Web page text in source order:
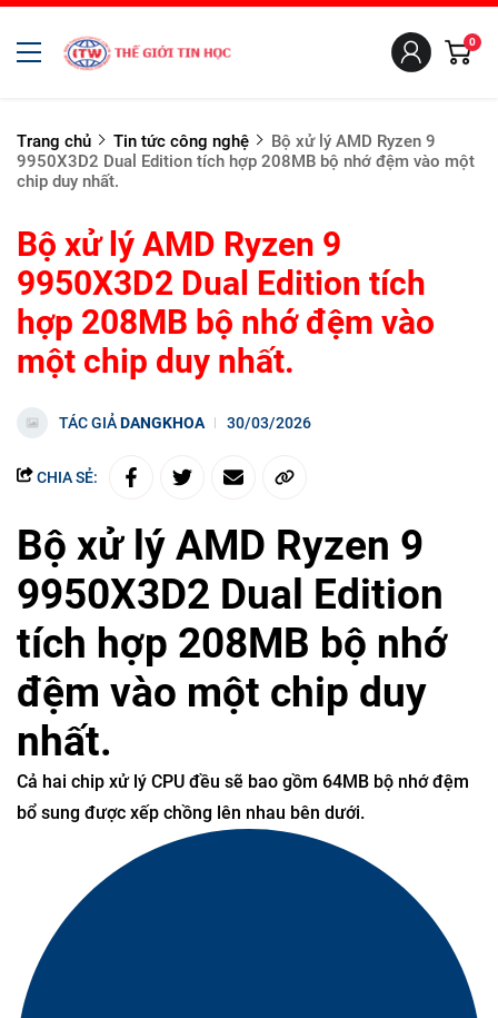
0
Trang chủ Tin tức công nghệ
Bộ xử lý AMD Ryzen 9
9950X3D2 Dual Edition tích hợp 208MB bộ nhớ đệm vào một
chip duy nhất.
Bộ xử lý AMD Ryzen 9
9950X3D2 Dual Edition tích
hợp 208MB bộ nhớ đệm vào
một chip duy nhất.
TÁC GIẢDANGKHOA 30/03/2026
CHIA SẺ:
Bộ xử lý AMD Ryzen 9
9950X3D2 Dual Edition
tích hợp 208MB bộ nhớ
đệm vào một chip duy
nhất.
Cả hai chip xử lý CPU đều sẽ bao gồm 64MB bộ nhớ đệm
bổ sung được xếp chồng lên nhau bên dưới.